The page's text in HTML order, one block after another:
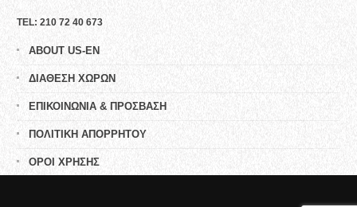
TEL: 210 72 40 673
ABOUT US-EN
ΔΙΑΘΕΣΗ ΧΩΡΩΝ
ΕΠΙΚΟΙΝΩΝΙΑ & ΠΡΟΣΒΑΣΗ
ΠΟΛΙΤΙΚΗ ΑΠΟΡΡΗΤΟΥ
ΟΡΟΙ ΧΡΗΣΗΣ